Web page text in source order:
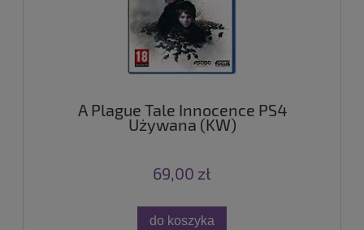
A Plague Tale Innocence PS4
Używana (KW)
69,00 zł
do koszyka